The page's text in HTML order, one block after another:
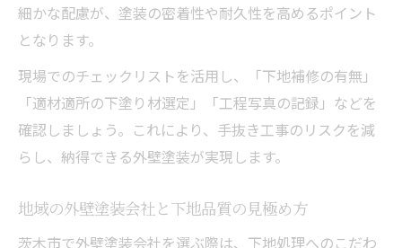
細かな配慮が、塗装の密着性や耐久性を高めるポイント
となります。
現場でのチェックリストを活用し、「下地補修の有無」
「適材適所の下塗り材選定」「工程写真の記録」などを
確認しましょう。これにより、手抜き工事のリスクを減
らし、納得できる外壁塗装が実現します。
地域の外壁塗装会社と下地品質の見極め方
茨木市で外壁塗装会社を選ぶ際は、下地処理へのこだわ